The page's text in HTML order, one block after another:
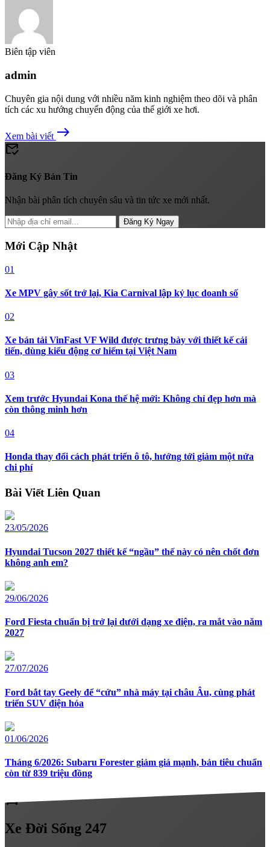
Biên tập viên
admin
Chuyên gia nội dung với nhiều năm kinh nghiệm theo dõi và phân
tích các xu hướng chuyển động của thế giới xe hơi.
Xem bài viết east
mark_email_read
Đăng Ký Bản Tin
Nhận bài phân tích chuyên sâu và tin tức xe mới nhất.
Đăng Ký Ngay
Mới Cập Nhật
01
Xe MPV gây sốt trở lại, Kia Carnival lập kỷ lục doanh số
02
Xe bán tải VinFast VF Wild được trưng bày với thiết kế cải
tiến, dùng kiểu động cơ hiếm tại Việt Nam
03
Xem trước Hyundai Kona thế hệ mới: Không chỉ đẹp hơn mà
còn thông minh hơn
04
Honda thay đổi cách phát triển ô tô, hướng tới giảm một nửa
chi phí
Bài Viết Liên Quan
23/05/2026
Hyundai Tucson 2027 thiết kế “ngầu” thế này có nên chốt đơn
không anh em?
29/06/2026
Ford Fiesta chuẩn bị trở lại dưới dạng xe điện, ra mắt vào năm
2027
27/07/2026
Ford bắt tay Geely để “cứu” nhà máy tại châu Âu, cùng phát
triển SUV điện hóa
01/06/2026
Tháng 6/2026: Subaru Forester giảm giá mạnh, bản tiêu chuẩn
còn từ 839 triệu đồng
directions_car
Xe Đời Sống 247